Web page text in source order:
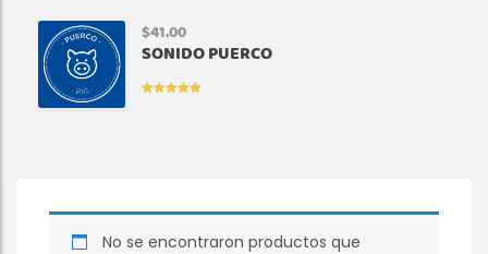
$41.00
SONIDO PUERCO
No se encontraron productos que